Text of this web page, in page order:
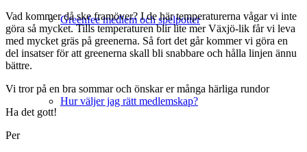
Greenfee medlem och spelpotter
Hur väljer jag rätt medlemskap?
Vad kommer då ske framöver? I de här temperaturerna vågar vi inte
göra så mycket. Tills temperaturen blir lite mer Växjö-lik får vi leva
med mycket gräs på greenerna. Så fort det går kommer vi göra en
del insatser för att greenerna skall bli snabbare och hålla linjen ännu
bättre.
Vi tror på en bra sommar och önskar er många härliga rundor
Ha det gott!
Per